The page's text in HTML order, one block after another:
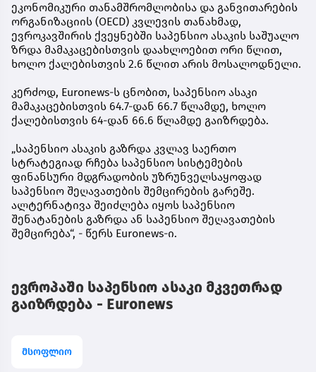
ეკონომიკური თანამშრომლობისა და განვითარების
ორგანიზაციის (OECD) კვლევის თანახმად,
ევროკავშირის ქვეყნებში საპენსიო ასაკის საშუალო
ზრდა მამაკაცებისთვის დაახლოებით ორი წლით,
ხოლო ქალებისთვის 2.6 წლით არის მოსალოდნელი.
კერძოდ, Euronews-ს ცნობით, საპენსიო ასაკი
მამაკაცებისთვის 64.7-დან 66.7 წლამდე, ხოლო
ქალებისთვის 64-დან 66.6 წლამდე გაიზრდება.
„საპენსიო ასაკის გაზრდა კვლავ საერთო
სტრატეგიად რჩება საპენსიო სისტემების
ფინანსური მდგრადობის უზრუნველსაყოფად
საპენსიო შეღავათების შემცირების გარეშე.
ალტერნატივა შეიძლება იყოს საპენსიო
შენატანების გაზრდა ან საპენსიო შეღავათების
შემცირება“, - წერს Euronews-ი.
ევროპაში საპენსიო ასაკი მკვეთრად
გაიზრდება - Euronews
მსოფლიო